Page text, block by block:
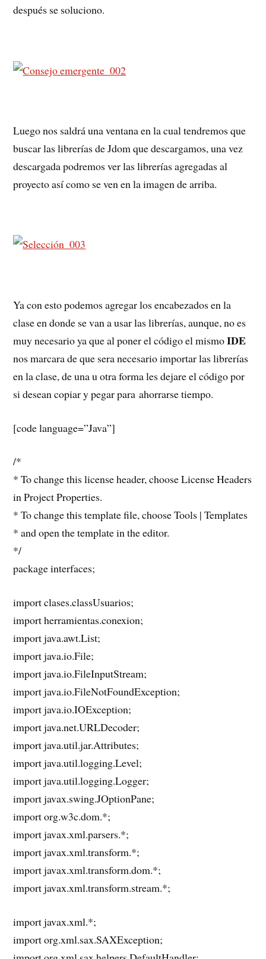
después se soluciono.
Luego nos saldrá una ventana en la cual tendremos que
buscar las librerías de Jdom que descargamos, una vez
descargada podremos ver las librerías agregadas al
proyecto así como se ven en la imagen de arriba.
Ya con esto podemos agregar los encabezados en la
clase en donde se van a usar las librerías, aunque, no es
muy necesario ya que al poner el código el mismoIDE
nos marcara de que sera necesario importar las librerías
en la clase, de una u otra forma les dejare el código por
si desean copiar y pegar para ahorrarse tiempo.
[code language=”Java”]
/*
* To change this license header, choose License Headers
in Project Properties.
* To change this template file, choose Tools | Templates
* and open the template in the editor.
*/
package interfaces;
import clases.classUsuarios;
import herramientas.conexion;
import java.awt.List;
import java.io.File;
import java.io.FileInputStream;
import java.io.FileNotFoundException;
import java.io.IOException;
import java.net.URLDecoder;
import java.util.jar.Attributes;
import java.util.logging.Level;
import java.util.logging.Logger;
import javax.swing.JOptionPane;
import org.w3c.dom.*;
import javax.xml.parsers.*;
import javax.xml.transform.*;
import javax.xml.transform.dom.*;
import javax.xml.transform.stream.*;
import javax.xml.*;
import org.xml.sax.SAXException;